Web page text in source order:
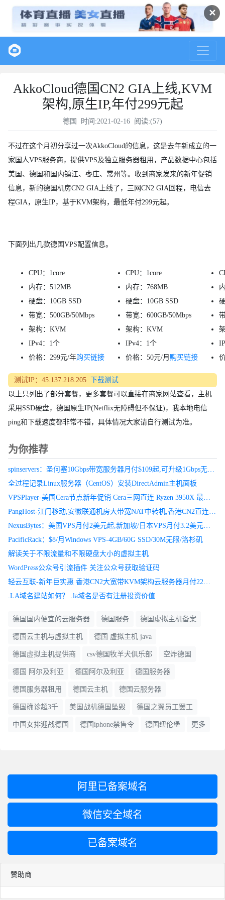
✕
AkkoCloud德国CN2 GIA上线,KVM
架构,原生IP,年付299元起
德国 时间:2021-02-16 阅读:(57)
不过在这个月初分享过一次AkkoCloud的信息，这是去年新成立的一
家国人VPS服务商，提供VPS及独立服务器租用，产品数据中心包括
美国、德国和国内镇江、枣庄、常州等。收到商家发来的新年促销
信息，新的德国机房CN2 GIA上线了，三网CN2 GIA回程，电信去
程GIA，原生IP，基于KVM架构，最低年付299元起。
下面列出几款德国VPS配置信息。
CPU：1core
内存：512MB
硬盘：10GB SSD
带宽：500GB/50Mbps
架构：KVM
IPv4：1个
价格：299元/年购买链接
CPU：1core
内存：768MB
硬盘：10GB SSD
带宽：600GB/50Mbps
架构：KVM
IPv4：1个
价格：50元/月 购买链接
测试IP：45.137.218.205 下载测试
以上只列出了部分套餐，更多套餐可以直接在商家网站查看，主机
采用SSD硬盘，德国原生IP(Netflix无障碍但不保证)，我本地电信
ping和下载速度都非常不错，具体情况大家请自行测试为准。
为你推荐
全过程记录Linux服务器（CentOS）安装DirectAdmin主机面板
PacificRack：$8/月Windows VPS-4GB/60G SSD/30M无限/洛杉矶
解读关于不限流量和不限硬盘大小的虚拟主机
WordPress公众号引流插件 关注公众号获取验证码
.LA域名建站如何？ .la域名是否有注册投资价值
德国国内便宜的云服务器 德国服务 德国虚拟主机备案
德国云主机与虚拟主机 德国 虚拟主机 java
德国虚拟主机提供商 csv德国牧羊犬俱乐部 空炸德国
德国 阿尔及利亚 德国阿尔及利亚 德国服务器
德国服务器租用 德国云主机 德国云服务器
德国确诊超3千 美国战机德国坠毁 德国之翼员工罢工
中国女排迎战德国 德国iphone禁售令 德国纽伦堡 更多
阿里已备案域名
微信安全域名
已备案域名
赞助商